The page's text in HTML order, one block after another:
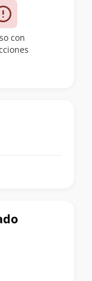
con